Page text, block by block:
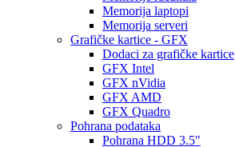
Memorija laptopi
Memorija serveri
Grafičke kartice - GFX
Dodaci za grafičke kartice
GFX Intel
GFX nVidia
GFX AMD
GFX Quadro
Pohrana podataka
Pohrana HDD 3.5"